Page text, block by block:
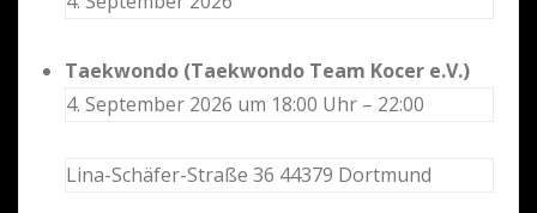
Taekwondo (Taekwondo Team Kocer e.V.)
4. September 2026 um 18:00 Uhr – 22:00
Lina-Schäfer-Straße 36 44379 Dortmund